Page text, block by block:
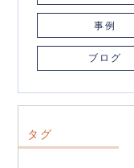
事例
ブログ
タグ